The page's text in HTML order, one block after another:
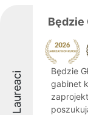
Laureaci
Będzie
Będzie
gabinet